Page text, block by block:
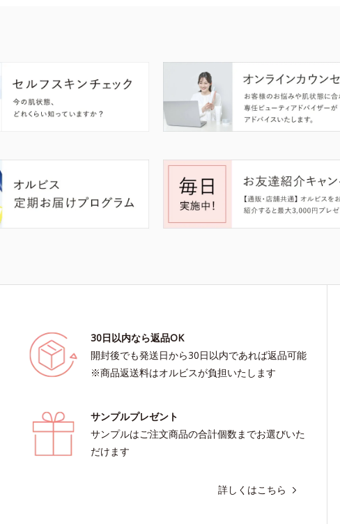
30日以内なら返品OK
開封後でも発送日から30日以内であれば返品可能
※商品返送料はオルビスが負担いたします
サンプルプレゼント
サンプルはご注文商品の合計個数までお選びいた
だけます
詳しくはこちら